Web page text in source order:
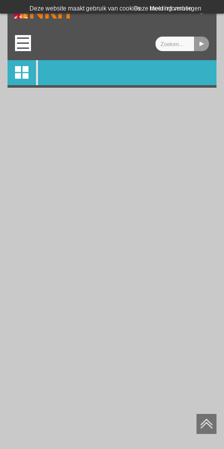
Deze website maakt gebruik van cookies. Meer informatie
Deze melding verbergen
Login